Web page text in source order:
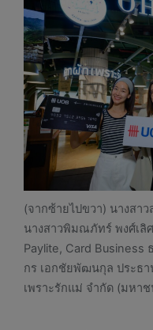
(จากซ้ายไปขวา) นางสา
นางสาวพิมณภัทร์ พงศ์เลิ
Paylite, Card Business
กร เอกชัยพัฒนกุล ประธ
เพราะรักแม่ จำกัด (มหา